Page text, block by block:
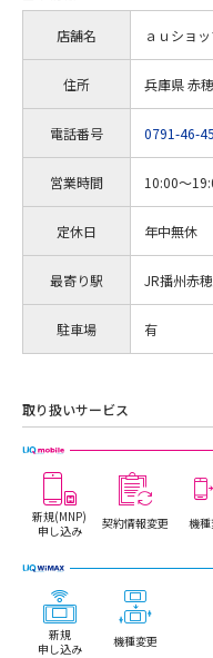
店舗名 ａｕショ
住所 兵庫県 赤
電話番号 0791-46-
営業時間 10:00～
定休日 年中無休
最寄り駅 JR播州赤
駐車場 有
取り扱いサービス
新規(MNP)
申し込み
契約情報変更 機種
新規
申し込み
機種変更